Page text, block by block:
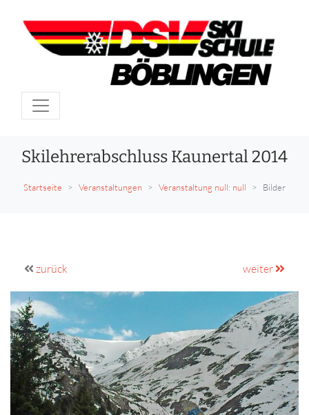
Skilehrerabschluss Kaunertal 2014
Startseite Veranstaltungen Veranstaltung null: null Bilder
zurück weiter